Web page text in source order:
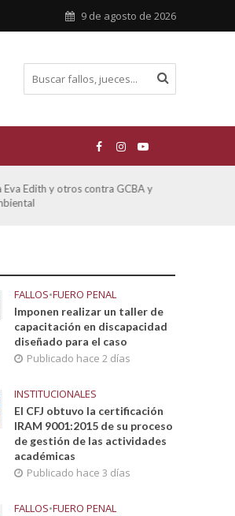
9 de agosto de 2026
Eva Edith y otros contra GCBA y
FALLOS•FUERO PENAL
Imponen realizar un taller de
capacitación en discapacidad
diseñado para el caso
Publicado hace 2 días
INSTITUCIONALES
El CFJ obtuvo la certificación
IRAM 9001:2015 de su proceso
de gestión de las actividades
académicas
Publicado hace 3 días
FALLOS•FUERO PENAL